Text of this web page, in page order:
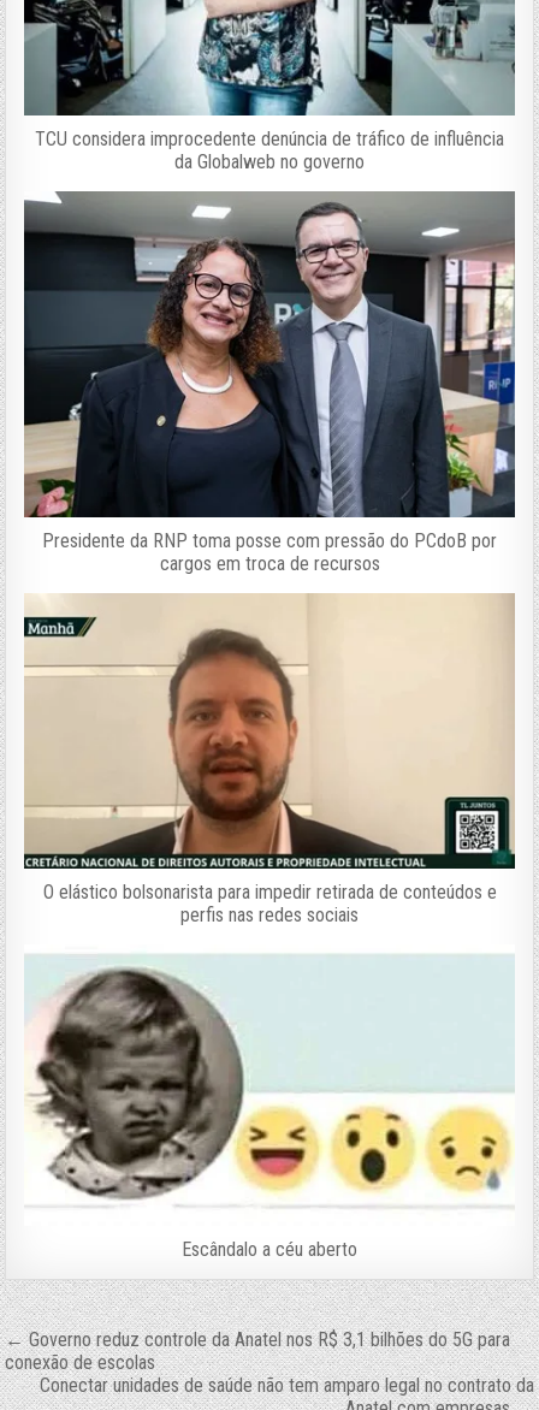
TCU considera improcedente denúncia de tráfico de influência
da Globalweb no governo
Presidente da RNP toma posse com pressão do PCdoB por
cargos em troca de recursos
O elástico bolsonarista para impedir retirada de conteúdos e
perfis nas redes sociais
Escândalo a céu aberto
Navegação
de
← Governo reduz controle da Anatel nos R$ 3,1 bilhões do 5G para
conexão de escolas
Conectar unidades de saúde não tem amparo legal no contrato da